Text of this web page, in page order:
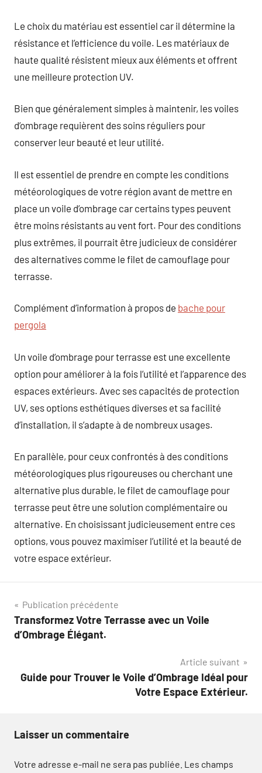
Le choix du matériau est essentiel car il détermine la
résistance et l’efficience du voile. Les matériaux de
haute qualité résistent mieux aux éléments et offrent
une meilleure protection UV.
Bien que généralement simples à maintenir, les voiles
d’ombrage requièrent des soins réguliers pour
conserver leur beauté et leur utilité.
Il est essentiel de prendre en compte les conditions
météorologiques de votre région avant de mettre en
place un voile d’ombrage car certains types peuvent
être moins résistants au vent fort. Pour des conditions
plus extrêmes, il pourrait être judicieux de considérer
des alternatives comme le filet de camouflage pour
terrasse.
Complément d’information à propos de bache pour
pergola
Un voile d’ombrage pour terrasse est une excellente
option pour améliorer à la fois l’utilité et l’apparence des
espaces extérieurs. Avec ses capacités de protection
UV, ses options esthétiques diverses et sa facilité
d’installation, il s’adapte à de nombreux usages.
En parallèle, pour ceux confrontés à des conditions
météorologiques plus rigoureuses ou cherchant une
alternative plus durable, le filet de camouflage pour
terrasse peut être une solution complémentaire ou
alternative. En choisissant judicieusement entre ces
options, vous pouvez maximiser l’utilité et la beauté de
votre espace extérieur.
Navigation
de
Publication précédente
Transformez Votre Terrasse avec un Voile
d’Ombrage Élégant.
Article suivant
Guide pour Trouver le Voile d’Ombrage Idéal pour
Votre Espace Extérieur.
Laisser un commentaire
Votre adresse e-mail ne sera pas publiée. Les champs